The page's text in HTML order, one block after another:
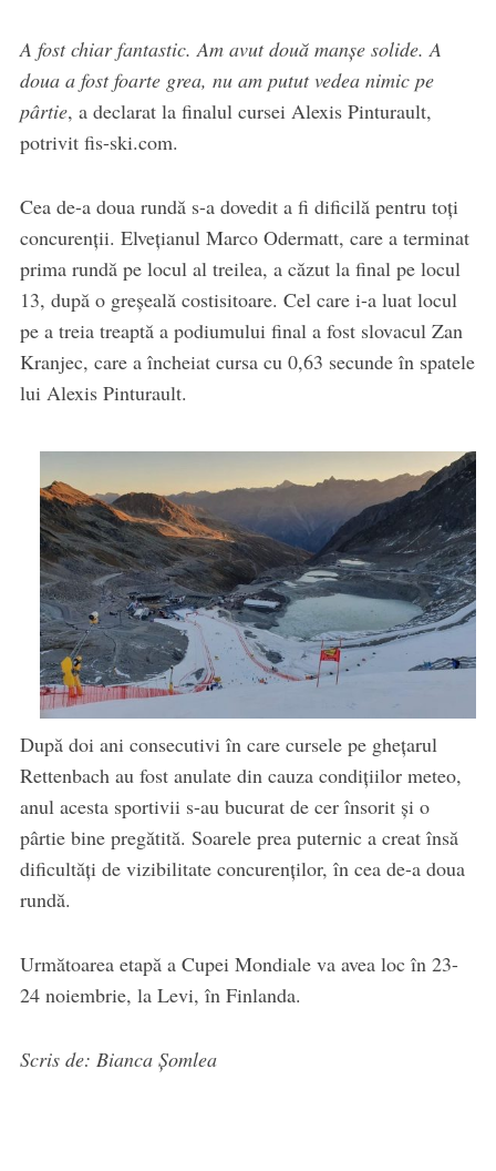
A fost chiar fantastic. Am avut două manșe solide. A
doua a fost foarte grea, nu am putut vedea nimic pe
pârtie, a declarat la finalul cursei Alexis Pinturault,
potrivit fis-ski.com.
Cea de-a doua rundă s-a dovedit a fi dificilă pentru toți
concurenții. Elvețianul Marco Odermatt, care a terminat
prima rundă pe locul al treilea, a căzut la final pe locul
13, după o greșeală costisitoare. Cel care i-a luat locul
pe a treia treaptă a podiumului final a fost slovacul Zan
Kranjec, care a încheiat cursa cu 0,63 secunde în spatele
lui Alexis Pinturault.
După doi ani consecutivi în care cursele pe ghețarul
Rettenbach au fost anulate din cauza condițiilor meteo,
anul acesta sportivii s-au bucurat de cer însorit și o
pârtie bine pregătită. Soarele prea puternic a creat însă
dificultăți de vizibilitate concurenților, în cea de-a doua
rundă.
Următoarea etapă a Cupei Mondiale va avea loc în 23-
24 noiembrie, la Levi, în Finlanda.
Scris de: Bianca Șomlea